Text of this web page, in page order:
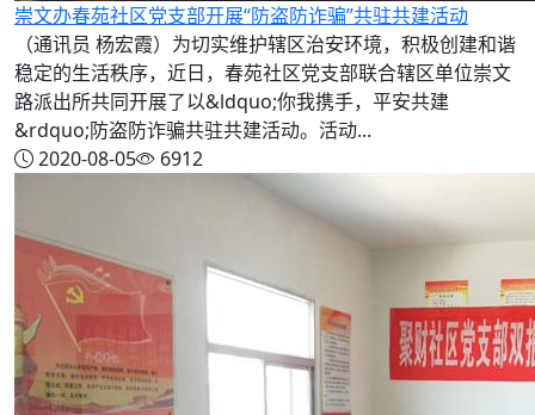
崇文办春苑社区党支部开展“防盗防诈骗”共驻共建活动
（通讯员 杨宏霞）为切实维护辖区治安环境，积极创建和谐
稳定的生活秩序，近日，春苑社区党支部联合辖区单位崇文
路派出所共同开展了以&ldquo;你我携手，平安共建
&rdquo;防盗防诈骗共驻共建活动。活动...
2020-08-05
6912